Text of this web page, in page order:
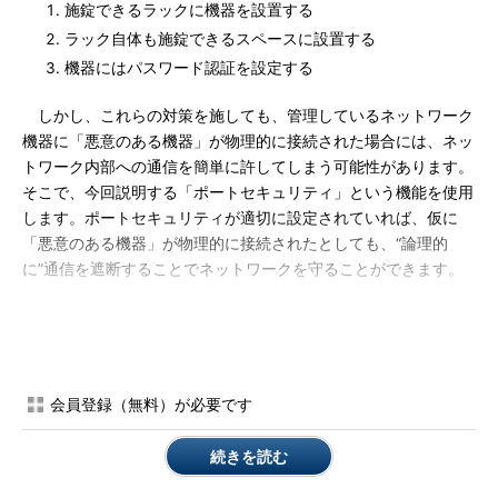
施錠できるラックに機器を設置する
ラック自体も施錠できるスペースに設置する
機器にはパスワード認証を設定する
しかし、これらの対策を施しても、管理しているネットワーク
機器に「悪意のある機器」が物理的に接続された場合には、ネッ
トワーク内部への通信を簡単に許してしまう可能性があります。
そこで、今回説明する「ポートセキュリティ」という機能を使用
します。ポートセキュリティが適切に設定されていれば、仮に
「悪意のある機器」が物理的に接続されたとしても、“論理的
に”通信を遮断することでネットワークを守ることができます。
判断できた場合、そのデバイスが接続されたポートを使用不可に
します。つまり、信頼できないデバイスからのデータをスイッチ
で受信しないように保護する機能です。ポートセキュリティで
会員登録（無料）が必要です
続きを読む